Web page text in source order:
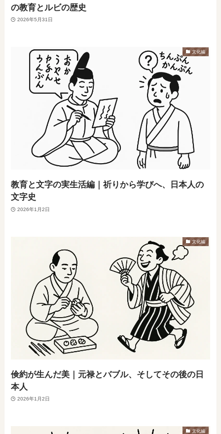
の教育とルビの歴史
2026年5月31日
文化編
教育と文字の実生活編｜祈りから学びへ、日本人の
文字史
2026年1月2日
文化編
倹約が生んだ美｜元禄とバブル、そしてその後の日
本人
2026年1月2日
文化編